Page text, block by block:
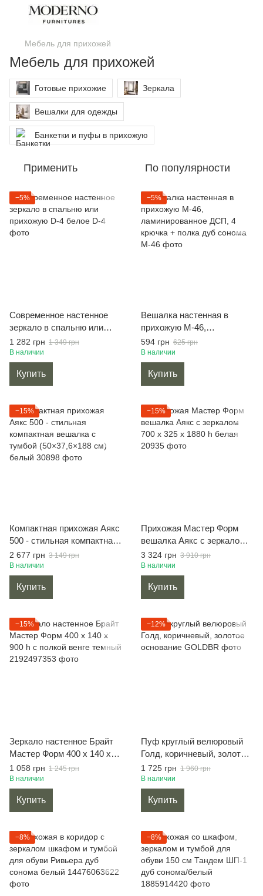
Мебель для прихожей
Мебель для прихожей
Готовые прихожие Зеркала
Вешалки для одежды
Банкетки и пуфы в прихожую
Применить По популярности
−5%
Современное настенное
зеркало в спальню или
прихожую D-4 белое
1 282 грн 1 349 грн
В наличии
Купить
−5%
Вешалка настенная в
прихожую M-46,
ламинированное ДСП, 4
крючка + полка дуб сонома
594 грн 625 грн
В наличии
Купить
−15%
Компактная прихожая Аякс
500 - стильная компактная
вешалка с тумбой
(50×37,6×188 см) белый
2 677 грн 3 149 грн
В наличии
Купить
−15%
Прихожая Мастер Форм
вешалка Аякс с зеркалом
700 х 325 х 1880 h белая
3 324 грн 3 910 грн
В наличии
Купить
−15%
Зеркало настенное Брайт
Мастер Форм 400 х 140 х
900 h с полкой венге
темный
1 058 грн 1 245 грн
В наличии
Купить
−12%
Пуф круглый велюровый
Голд, коричневый, золотое
основание
1 725 грн 1 960 грн
В наличии
Купить
−8% −8%